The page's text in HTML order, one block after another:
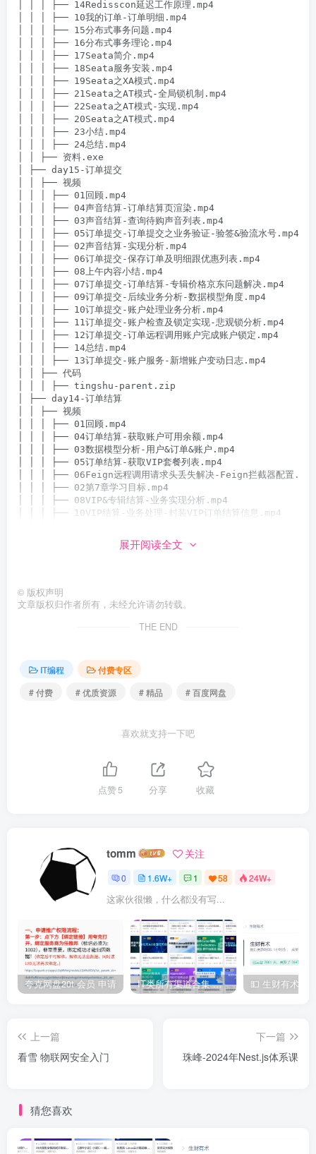
展开阅读全文
© 版权声明
文章版权归作者所有，未经允许请勿转载。
THE END
IT编程
付费专区
# 付费
# 优质资源 # 精品 # 百度网盘
喜欢就支持一下吧
点赞5 分享 收藏
tomm 关注
0 1.6W+ 1 58 24W+
这家伙很懒，什么都没有写...
夸克网盘20t 会员 申请 IT类所有渠道合集 持续日更，目前近四千多条资源 年费用户微信私信获取权限
上一篇
看雪 物联网安全入门
下一篇
珠峰-2024年Nest.js体系课
猜您喜欢